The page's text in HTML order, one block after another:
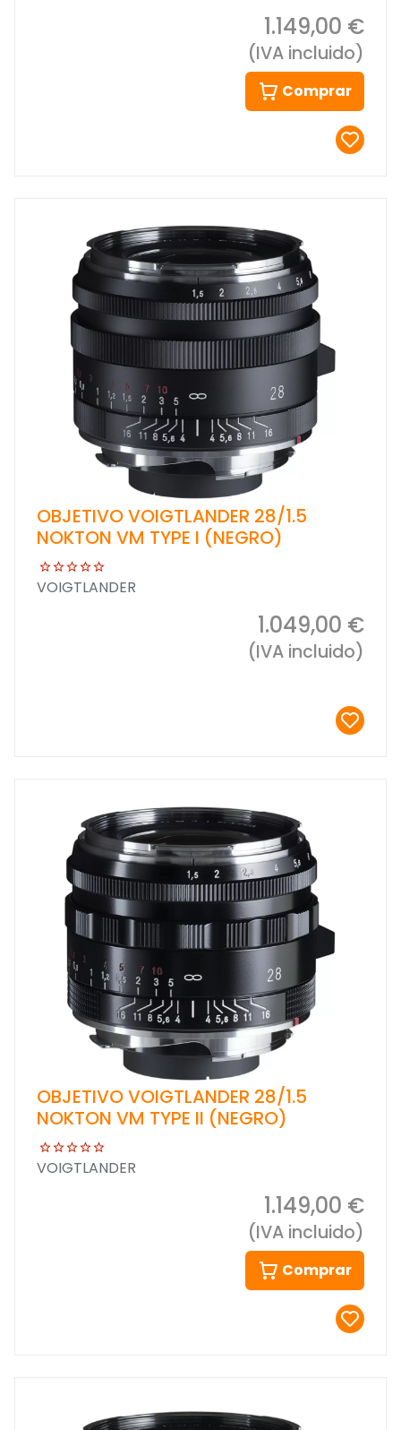
1.149,00 €
(IVA incluido)
Comprar
OBJETIVO VOIGTLANDER 28/1.5
NOKTON VM TYPE I (NEGRO)
VOIGTLANDER
1.049,00 €
(IVA incluido)
OBJETIVO VOIGTLANDER 28/1.5
NOKTON VM TYPE II (NEGRO)
VOIGTLANDER
1.149,00 €
(IVA incluido)
Comprar